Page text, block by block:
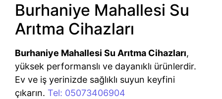
Burhaniye Mahallesi Su
Arıtma Cihazları
Burhaniye Mahallesi Su Arıtma Cihazları,
yüksek performanslı ve dayanıklı ürünlerdir.
Ev ve iş yerinizde sağlıklı suyun keyfini
çıkarın. Tel: 05073406904